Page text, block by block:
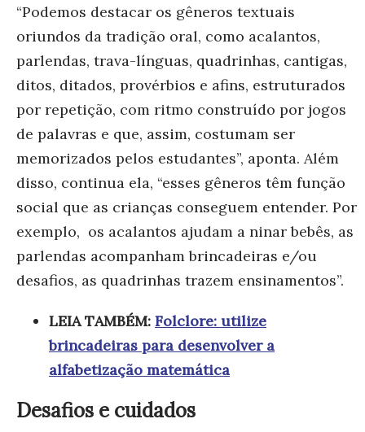
“Podemos destacar os gêneros textuais
oriundos da tradição oral, como acalantos,
parlendas, trava-línguas, quadrinhas, cantigas,
ditos, ditados, provérbios e afins, estruturados
por repetição, com ritmo construído por jogos
de palavras e que, assim, costumam ser
memorizados pelos estudantes”, aponta. Além
disso, continua ela, “esses gêneros têm função
social que as crianças conseguem entender. Por
exemplo, os acalantos ajudam a ninar bebês, as
parlendas acompanham brincadeiras e/ou
desafios, as quadrinhas trazem ensinamentos”.
LEIA TAMBÉM: Folclore: utilize
brincadeiras para desenvolver a
alfabetização matemática
Desafios e cuidados